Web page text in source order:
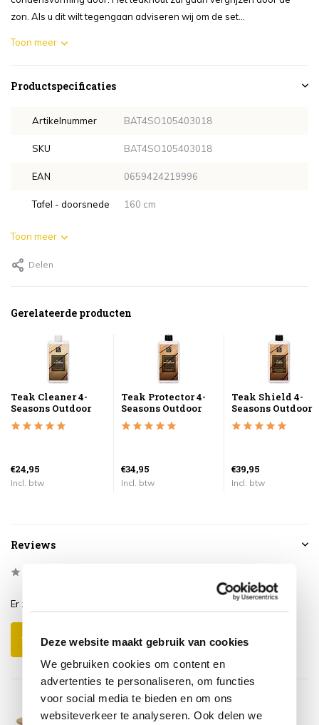
Deze website maakt gebruik van cookies
We gebruiken cookies om content en
advertenties te personaliseren, om functies
voor social media te bieden en om ons
websiteverkeer te analyseren. Ook delen we
zon. Als u dit wilt tegengaan adviseren wij om de set...
Toon meer
Productspecificaties
Artikelnummer BAT4SO105403018
SKU BAT4SO105403018
EAN 0659424219996
Tafel - doorsnede 160 cm
Toon meer
Delen
Gerelateerde producten
Teak Cleaner 4-
Seasons Outdoor
€24,95
Incl. btw
Teak Protector 4-
Seasons Outdoor
€34,95
Incl. btw
Teak Shield 4-
Seasons Outdoor
€39,95
Incl. btw
Reviews
Er zijn nog geen reviews geschreven over dit product..
Schrijf je eigen review